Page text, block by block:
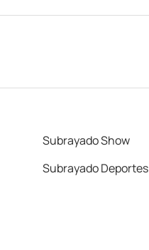
Subrayado Show
Subrayado Deportes